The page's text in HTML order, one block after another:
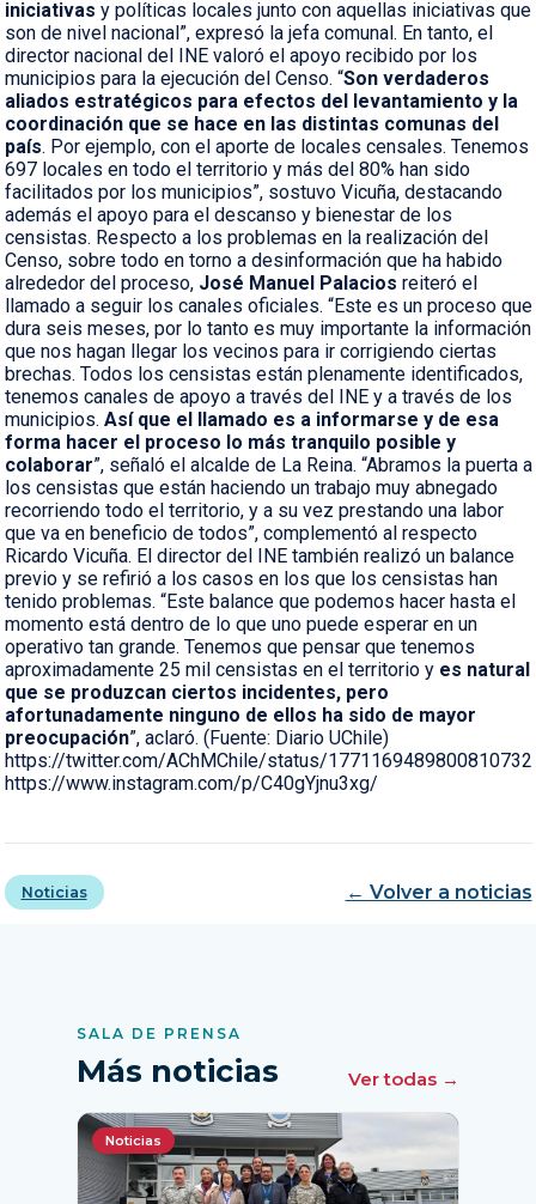
iniciativas y políticas locales junto con aquellas iniciativas que
son de nivel nacional”, expresó la jefa comunal. En tanto, el
director nacional del INE valoró el apoyo recibido por los
municipios para la ejecución del Censo. “Son verdaderos
aliados estratégicos para efectos del levantamiento y la
coordinación que se hace en las distintas comunas del
país. Por ejemplo, con el aporte de locales censales. Tenemos
697 locales en todo el territorio y más del 80% han sido
facilitados por los municipios”, sostuvo Vicuña, destacando
además el apoyo para el descanso y bienestar de los
censistas. Respecto a los problemas en la realización del
Censo, sobre todo en torno a desinformación que ha habido
alrededor del proceso, José Manuel Palacios reiteró el
llamado a seguir los canales oficiales. “Este es un proceso que
dura seis meses, por lo tanto es muy importante la información
que nos hagan llegar los vecinos para ir corrigiendo ciertas
brechas. Todos los censistas están plenamente identificados,
tenemos canales de apoyo a través del INE y a través de los
municipios. Así que el llamado es a informarse y de esa
forma hacer el proceso lo más tranquilo posible y
colaborar”, señaló el alcalde de La Reina. “Abramos la puerta a
los censistas que están haciendo un trabajo muy abnegado
recorriendo todo el territorio, y a su vez prestando una labor
que va en beneficio de todos”, complementó al respecto
Ricardo Vicuña. El director del INE también realizó un balance
previo y se refirió a los casos en los que los censistas han
tenido problemas. “Este balance que podemos hacer hasta el
momento está dentro de lo que uno puede esperar en un
operativo tan grande. Tenemos que pensar que tenemos
aproximadamente 25 mil censistas en el territorio yes natural
que se produzcan ciertos incidentes, pero
afortunadamente ninguno de ellos ha sido de mayor
preocupación”, aclaró. (Fuente: Diario UChile)
https://twitter.com/AChMChile/status/1771169489800810732
https://www.instagram.com/p/C40gYjnu3xg/
Noticias ← Volver a noticias
SALA DE PRENSA
Más noticias Ver todas →
Noticias